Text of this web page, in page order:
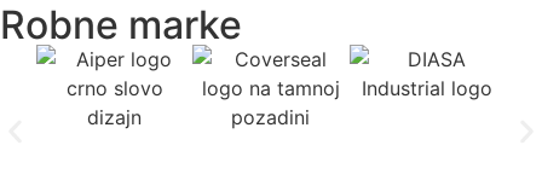
Robne marke